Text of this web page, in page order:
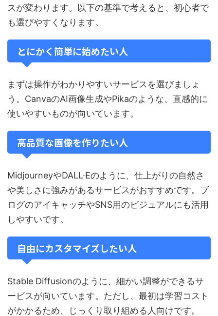
スが変わります。以下の基準で考えると、初心者で
も選びやすくなります。
とにかく簡単に始めたい人
まずは操作がわかりやすいサービスを選びましょ
う。CanvaのAI画像生成やPikaのような、直感的に
使いやすいものが向いています。
高品質な画像を作りたい人
MidjourneyやDALL·Eのように、仕上がりの自然さ
や美しさに強みがあるサービスがおすすめです。ブ
ログのアイキャッチやSNS用のビジュアルにも活用
しやすいです。
自由にカスタマイズしたい人
Stable Diffusionのように、細かい調整ができるサ
ービスが向いています。ただし、最初は学習コスト
がかかるため、じっくり取り組める人向けです。